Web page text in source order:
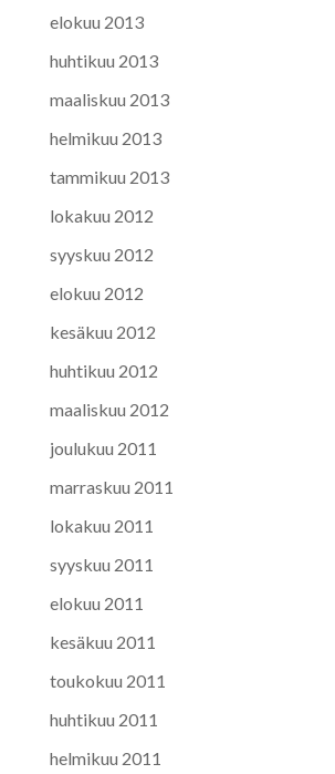
elokuu 2013
huhtikuu 2013
maaliskuu 2013
helmikuu 2013
tammikuu 2013
lokakuu 2012
syyskuu 2012
elokuu 2012
kesäkuu 2012
huhtikuu 2012
maaliskuu 2012
joulukuu 2011
marraskuu 2011
lokakuu 2011
syyskuu 2011
elokuu 2011
kesäkuu 2011
toukokuu 2011
huhtikuu 2011
helmikuu 2011